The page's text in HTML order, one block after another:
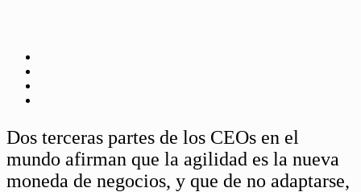
Dos terceras partes de los CEOs en el
mundo afirman que la agilidad es la nueva
moneda de negocios, y que de no adaptarse,